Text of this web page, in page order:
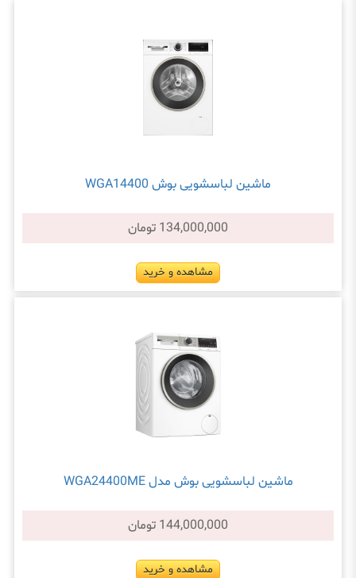
ماشین لباسشویی بوش WGA14400
134,000,000 تومان
مشاهده و خرید
ماشین لباسشویی بوش مدل WGA24400ME
144,000,000 تومان
مشاهده و خرید